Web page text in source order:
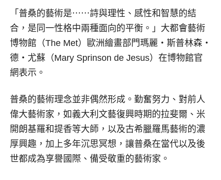
「普桑的藝術是⋯⋯詩與理性、感性和智慧的結
合，是同一性格中兩種面向的平衡。」大都會藝術
博物館（The Met）歐洲繪畫部門瑪麗‧斯普林森‧
德‧尤蘇（Mary Sprinson de Jesus）在博物館官
網表示。
普桑的藝術理念並非偶然形成。勤奮努力、對前人
偉大藝術家，如義大利文藝復興時期的拉斐爾、米
開朗基羅和提香等大師，以及古希臘羅馬藝術的濃
厚興趣，加上多年沉思冥想，讓普桑在當代以及後
世都成為享譽國際、備受敬重的藝術家。